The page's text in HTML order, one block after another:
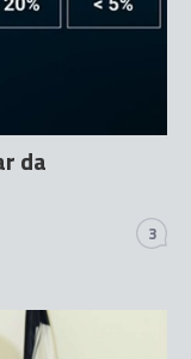
da
3